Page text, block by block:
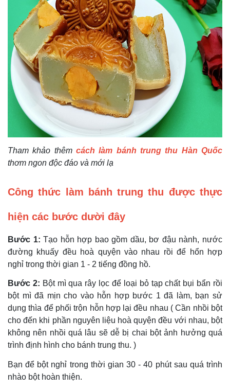
Tham khảo thêm cách làm bánh trung thu Hàn Quốc
thơm ngon độc đáo và mới lạ
Công thức làm bánh trung thu được thực
hiện các bước dười đây
Bước 1: Tạo hỗn hợp bao gồm dầu, bơ đậu nành, nước
đường khuấy đều hoà quyện vào nhau rồi để hổn hợp
nghỉ trong thời gian 1 - 2 tiếng đồng hồ.
Bước 2: Bột mì qua rây lọc để loại bỏ tạp chất bụi bẩn rồi
bột mì đã mịn cho vào hỗn hợp bước 1 đã làm, bạn sử
dụng thìa để phối trộn hỗn hợp lại đều nhau ( Cần nhồi bột
cho đến khi phần nguyên liệu hoà quyện đều với nhau, bột
không nên nhồi quá lâu sẽ dễ bị chai bột ảnh hưởng quá
trình định hình cho bánh trung thu. )
Bạn để bột nghỉ trong thời gian 30 - 40 phút sau quá trình
nhào bột hoàn thiện.